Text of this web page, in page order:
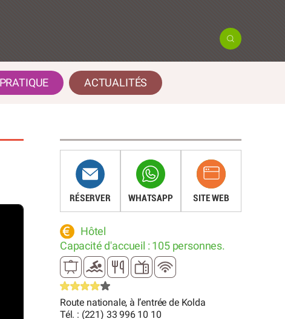
PRATIQUE ACTUALITÉS
RÉSERVER WHATSAPP SITE WEB
Hôtel
Capacité d'accueil : 105 personnes.
Route nationale, à l’entrée de Kolda
Tél. : (221) 33 996 10 10